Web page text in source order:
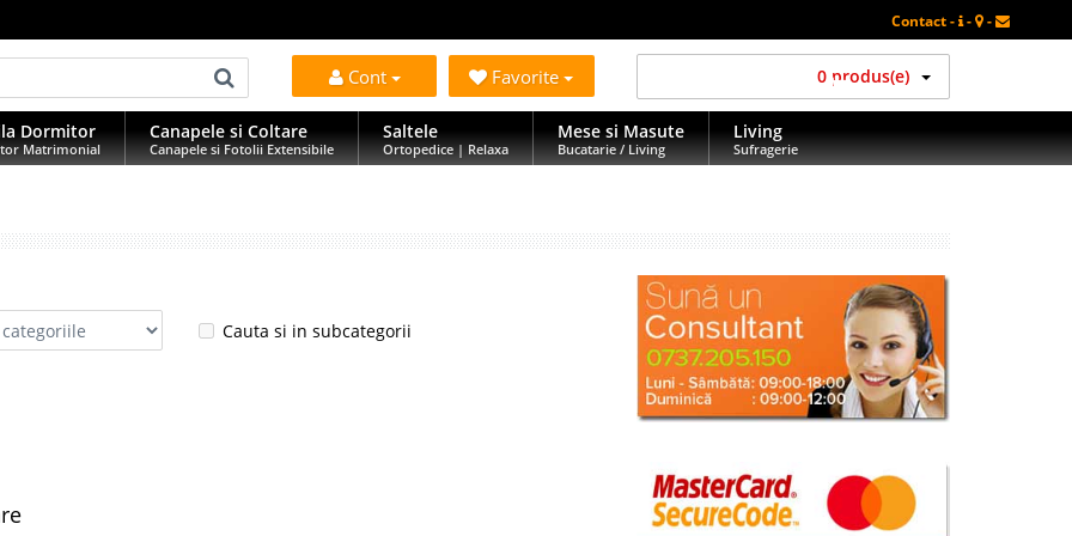
Contact - - -
Cont Favorite 0 produs(e)
Dormitor
Matrimonial
Canapele si Coltare
Canapele si Fotolii Extensibile
Saltele
Ortopedice | Relaxa
Mese si Masute
Bucatarie / Living
Living
Sufragerie
Cauta si in subcategorii